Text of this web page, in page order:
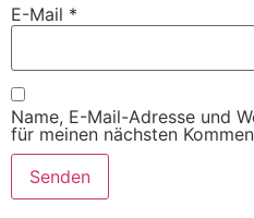
E-Mail *
Name, E-Mail-Adresse und
für meinen nächsten